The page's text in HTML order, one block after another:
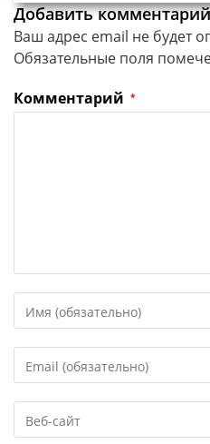
Добавить комментарий
Ваш адрес email не будет
Обязательные поля
Комментарий *
свое
или
имя
чтобы
прокомментировать
свой
адрес,
чтобы
URL